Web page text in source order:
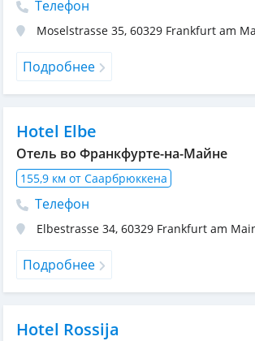
Телефон
Moselstrasse 35, 60329 Frankfurt am
Подробнее
Hotel Elbe
Отель во Франкфурте-на-Майне
155,9 км от Саарбрюккена
Телефон
Elbestrasse 34, 60329 Frankfurt am
Подробнее
Hotel Rossija